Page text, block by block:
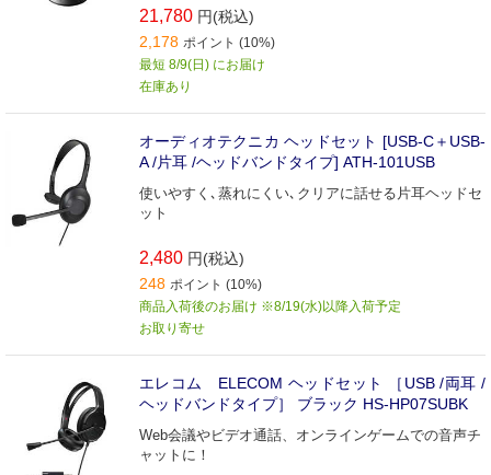
21,780 円(税込)
2,178 ポイント (10%)
最短 8/9(日) にお届け
在庫あり
オーディオテクニカ ヘッドセット [USB-C＋USB-
A /片耳 /ヘッドバンドタイプ] ATH-101USB
使いやすく､蒸れにくい､クリアに話せる片耳ヘッドセ
ット
2,480 円(税込)
248 ポイント (10%)
商品入荷後のお届け ※8/19(水)以降入荷予定
お取り寄せ
エレコム ELECOM ヘッドセット ［USB /両耳 /
ヘッドバンドタイプ］ ブラック HS-HP07SUBK
Web会議やビデオ通話、オンラインゲームでの音声チ
ャットに！